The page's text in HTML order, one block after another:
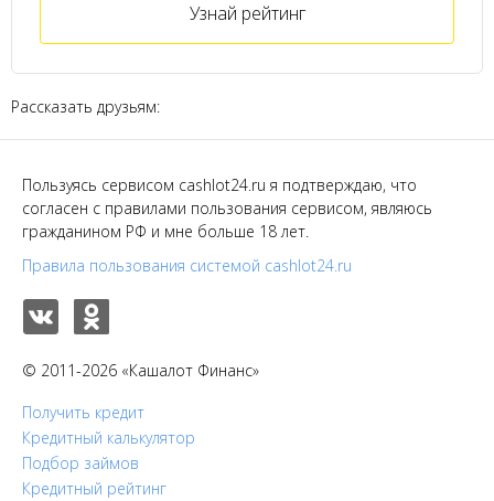
Узнай рейтинг
Рассказать друзьям:
Пользуясь сервисом cashlot24.ru я подтверждаю, что
согласен с правилами пользования сервисом, являюсь
гражданином РФ и мне больше 18 лет.
Правила пользования системой cashlot24.ru
© 2011-2026 «Кашалот Финанс»
Получить кредит
Кредитный калькулятор
Подбор займов
Кредитный рейтинг